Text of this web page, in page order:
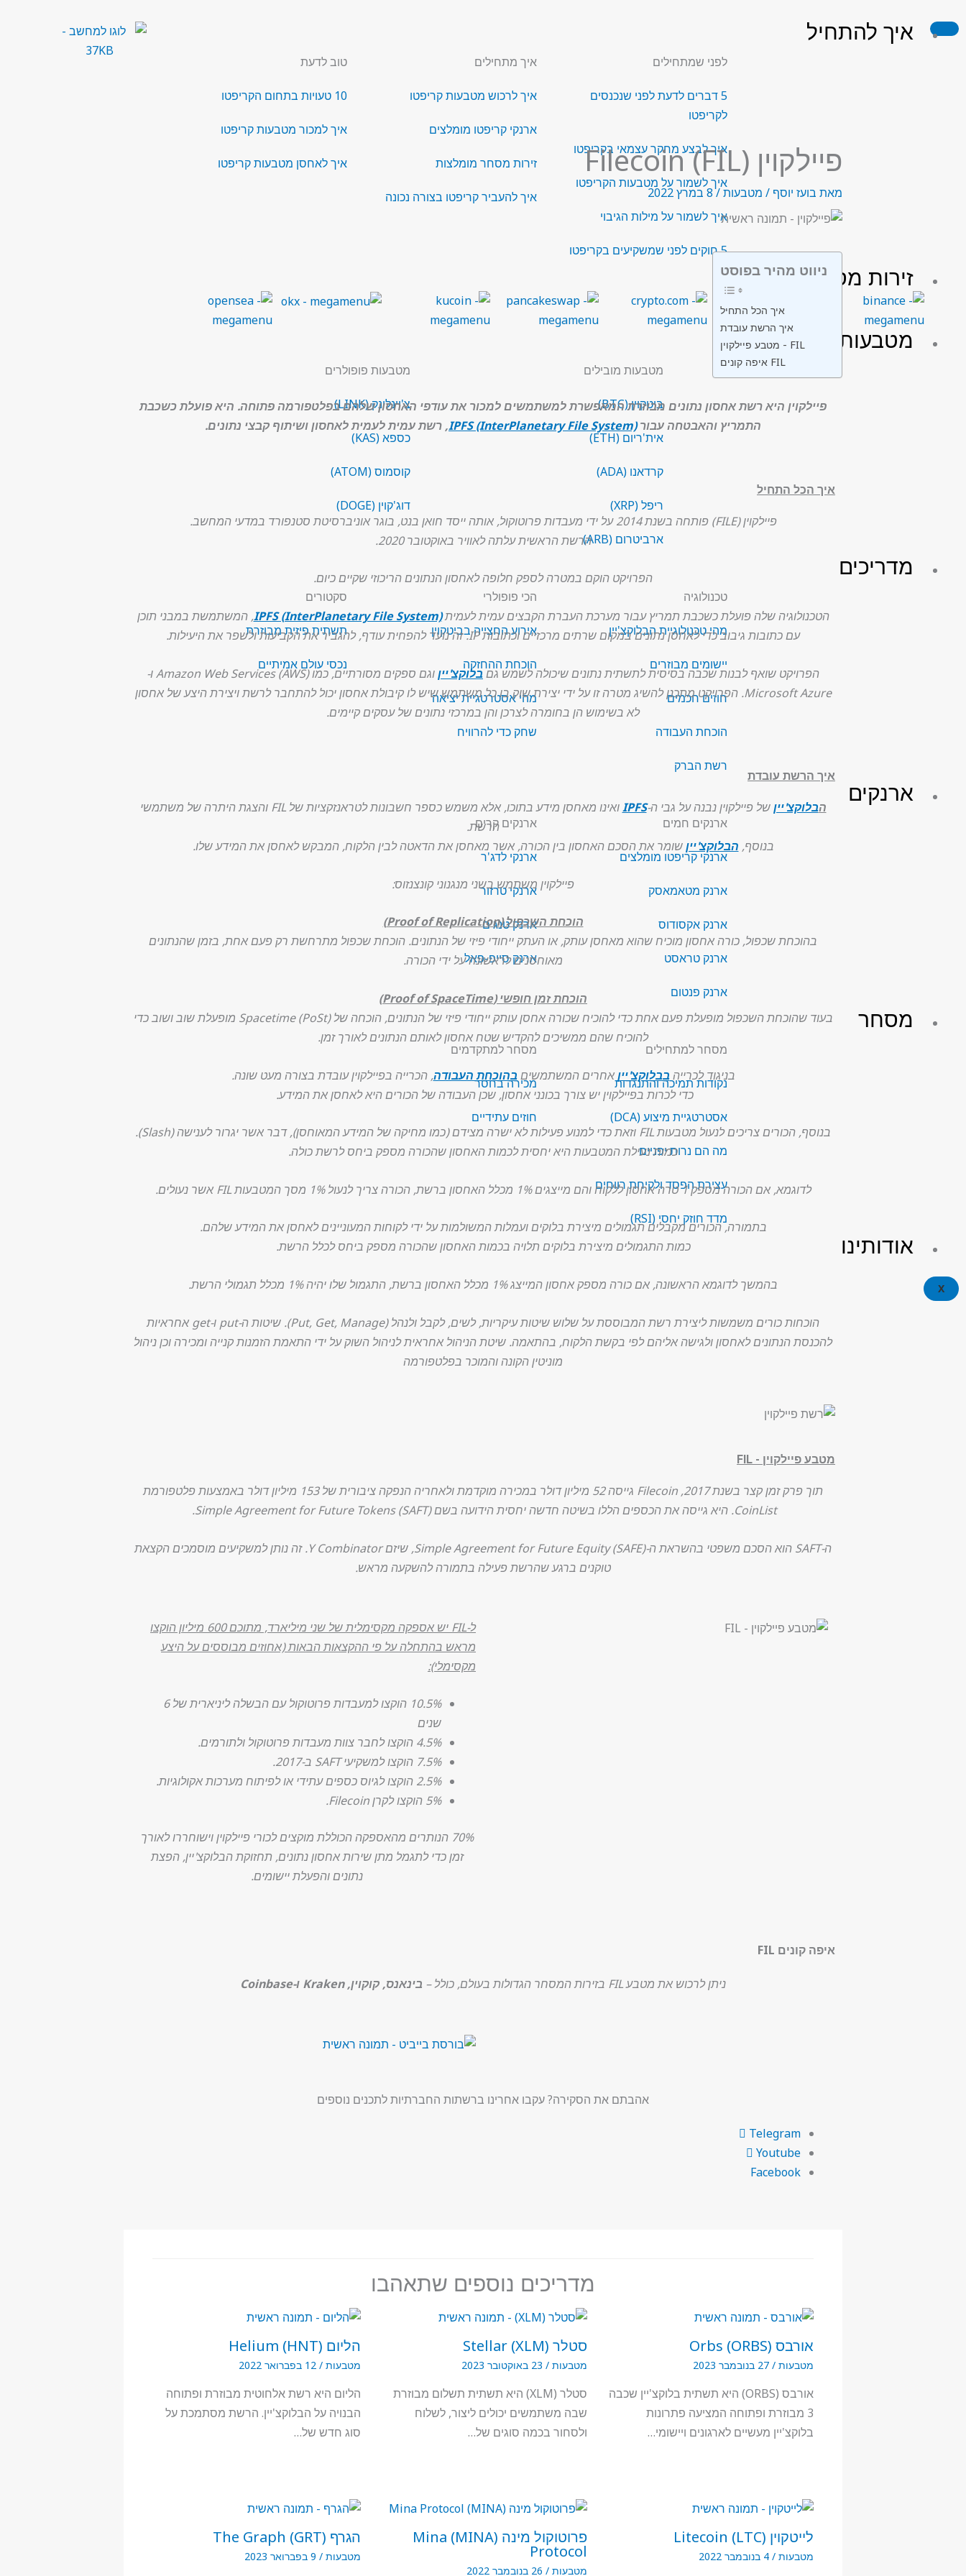
לתוכן
איך להתחיל
לפני שמתחילים
5 דברים לדעת לפני שנכנסים
לקריפטו
איך לבצע מחקר עצמאי בקריפטו
איך לשמור על מטבעות הקריפטו
איך לשמור על מילות הגיבוי
5 חוקים לפני שמשקיעים בקריפטו
איך מתחילים
איך לרכוש מטבעות קריפטו
ארנקי קריפטו מומלצים
זירות מסחר מומלצות
איך להעביר קריפטו בצורה נכונה
טוב לדעת
10 טעויות בתחום הקריפטו
איך למכור מטבעות קריפטו
איך לאחסן מטבעות קריפטו
זירות מסחר
מטבעות
מטבעות מובילים
ביטקוין (BTC)
אית'ריום (ETH)
קרדאנו (ADA)
ריפל (XRP)
ארביטרום (ARB)
מטבעות פופולרים
צ'יינלינק (LINK)
כספא (KAS)
קוסמוס (ATOM)
דוג'קוין (DOGE)
מדריכים
טכנולוגיה
מהי טכנולוגיית הבלוקצ'יין
יישומים מבוזרים
חוזים חכמים
הוכחת העבודה
רשת הברק
הכי פופולרי
אירוע החצייה בביטקוין
הוכחת ההחזקה
מהי אסטרטגיית יציאה
שחק כדי להרוויח
סקטורים
תשתית פיזית מבוזרת
נכסי עולם אמיתיים
ארנקים
ארנקים חמים
ארנקי קריפטו מומלצים
ארנק מטאמאסק
ארנק אקסודוס
ארנק טראסט
ארנק פנטום
ארנקים קרים
ארנקי לדג'ר
ארנקי טרזור
ארנק טנג'ם
ארנק סייפ-פאל
מסחר
מסחר למתחילים
נקודות תמיכה והתנגדות
אסטרטגיית מיצוע (DCA)
מה הם נרות יפניים
עצירת הפסד ולקיחת רווחים
מדד חוזק יחסי (RSI)
מסחר למתקדמים
מכירה בחסר
חוזים עתידיים
אודותינו
X
פיילקוין (FIL) Filecoin
מאת בועז יוסף / מטבעות/8 במרץ 2022
ניווט מהיר בפוסט
איך הכל התחיל
איך הרשת עובדת
מטבע פיילקוין - FIL
איפה קונים FIL
פיילקוין היא רשת אחסון נתונים מבוזרת המאפשרת למשתמשים למכור את עודפי האחסון שלהם בפלטפורמה פתוחה. היא פועלת כשכבת
התמריץ והאבטחה עבורIPFS (InterPlanetary File System), רשת עמית לעמית לאחסון ושיתוף קבצי נתונים.
איך הכל התחיל
פיילקוין (FILE) פותחה בשנת 2014 על ידי מעבדות פרוטוקול, אותה ייסד חואן בנט, בוגר אוניברסיטת סטנפורד במדעי המחשב.
הרשת הראשית עלתה לאוויר באוקטובר 2020.
הפרויקט הוקם במטרה לספק חלופה לאחסון הנתונים הריכוזי שקיים כיום.
הטכנולוגיה שלה פועלת כשכבת תמריץ עבור מערכת העברת הקבצים עמית לעמיתIPFS (InterPlanetary File System), המשתמשת במבני תוכן
עם כתובות גיבוב כדי לאחסן נתונים במקום שרתים מרכזיים וכתובות IP. זה נועד להפחית עודף, להגביר את הקביעות ולשפר את היעילות.
הפרויקט שואף לבנות שכבה בסיסית לתשתית נתונים שיכולה לשמש גםבלוקצ'יין
וגם ספקים מסורתיים, כמו Amazon Web Services (AWS) ו-
Microsoft Azure. הפרויקט מתכנן להשיג מטרה זו על ידי יצירת שוק בו כל משתמש שיש לו קיבולת אחסון יכול להתחבר לרשת ויצירת היצע של אחסון
לא בשימוש הן בחומרה לצרכן והן במרכזי נתונים של עסקים קיימים.
איך הרשת עובדת
הבלוקצ'ייןשל פיילקוין נבנה על גבי ה-IPFS
ואינו מאחסן מידע בתוכו, אלא משמש כספר חשבונות לטראנזקציות של FIL והצגת היתרה של משתמשי
הרשת.
בנוסף, הבלוקצ'יין שומר את הסכם האחסון בין הכורה, אשר מאחסן את הדאטה לבין הלקוח, המבקש לאחסן את המידע שלו.
פיילקוין משתמש בשני מנגנוני קונצנזוס:
הוכחת השכפול (Proof of Replication)
בהוכחת שכפול, כורה אחסון מוכיח שהוא מאחסן עותק, או העתק ייחודי פיזי של הנתונים. הוכחת שכפול מתרחשת רק פעם אחת, בזמן שהנתונים
מאוחסנים לראשונה על ידי הכורה.
הוכחת זמן חופשי (Proof of SpaceTime)
בעוד שהוכחת השכפול מופעלת פעם אחת כדי להוכיח שכורה אחסן עותק ייחודי פיזי של הנתונים, הוכחה של Spacetime (PoSt) מופעלת שוב ושוב כדי
להוכיח שהם ממשיכים להקדיש שטח אחסון לאותם הנתונים לאורך זמן.
בניגוד לכרייהבבלוקצ'ייןאחרים המשתמשיםבהוכחת העבודה, הכרייה בפיילקוין עובדת בצורה מעט שונה.
כדי לכרות בפיילקוין יש צורך בכונני אחסון, שכן העבודה של הכורים היא לאחסן את המידע.
בנוסף, הכורים צריכים לנעול מטבעות FIL וזאת כדי למנוע פעילות לא ישרה מצידם (כמו מחיקה של המידע המאוחסן), דבר אשר יגרור לענישה (Slash).
כמות נעילת המטבעות היא יחסית לכמות האחסון שהכורה מספק ביחס לרשת כולה.
לדוגמא, אם הכורה מספק 1 טרה אחסון ללקוח והם מייצגים 1% מכלל האחסון ברשת, הכורה צריך לנעול 1% מסך המטבעות FIL אשר נעולים.
בתמורה, הכורים מקבלים תגמולים מיצירת בלוקים ועמלות המשולמות על ידי לקוחות המעוניינים לאחסן את המידע שלהם.
כמות התגמולים מיצירת בלוקים תלויה בכמות האחסון שהכורה מספק ביחס לכלל הרשת.
בהמשך לדוגמא הראשונה, אם כורה מספק אחסון המייצג 1% מכלל האחסון ברשת, התגמול שלו יהיה 1% מכלל תגמולי הרשת.
הוכחות כורים משמשות ליצירת רשת המבוססת על שלוש שיטות עיקריות, לשים, לקבל ולנהל (Put, Get, Manage). שיטות ה-put ו-get אחראיות
להכנסת הנתונים לאחסון ולגישה אליהם לפי בקשת הלקוח, בהתאמה. שיטת הניהול אחראית לניהול השוק על ידי התאמת הזמנות קנייה ומכירה וכן ניהול
מוניטין הקונה והמוכר בפלטפורמה
מטבע פיילקוין - FIL
תוך פרק זמן קצר בשנת 2017, Filecoin גייסה 52 מיליון דולר במכירה מוקדמת ולאחריה הנפקה ציבורית של 153 מיליון דולר באמצעות פלטפורמת
CoinList. היא גייסה את הכספים הללו בשיטה חדשה יחסית הידועה בשם Simple Agreement for Future Tokens (SAFT).
ה-SAFT הוא הסכם משפטי בהשראת ה-Simple Agreement for Future Equity (SAFE), שיזם Y Combinator. זה נותן למשקיעים מוסמכים הקצאת
טוקנים ברגע שהרשת פעילה בתמורה להשקעה מראש.
ל-FIL יש אספקה מקסימלית של שני מיליארד, מתוכם 600 מיליון הוקצו
מראש בהתחלה על פי ההקצאות הבאות (אחוזים מבוססים על היצע
מקסימלי):
10.5% הוקצו למעבדות פרוטוקול עם הבשלה ליניארית של 6
שנים
4.5% הוקצו לחבר צוות מעבדות פרוטוקול ולתורמים.
7.5% הוקצו למשקיעי SAFT ב-2017.
2.5% הוקצו לגיוס כספים עתידי או לפיתוח מערכות אקולוגיות.
5% הוקצו לקרן Filecoin.
70% הנותרים מהאספקה הכוללת מוקצים לכורי פיילקוין וישוחררו לאורך
זמן כדי לתגמל מתן שירות אחסון נתונים, תחזוקת הבלוקצ'יין, הפצת
נתונים והפעלת יישומים.
איפה קונים FIL
ניתן לרכוש את מטבע FIL בזירות המסחר הגדולות בעולם, כולל – בינאנס, קוקוין, Kraken ו-Coinbase
אהבתם את הסקירה? עקבו אחרינו ברשתות החברתיות לתכנים נוספים
Telegram
Youtube
Facebook
מדריכים נוספים שתאהבו
אורבס (ORBS) Orbs
מטבעות / 27 בנובמבר 2023
אורבס (ORBS) היא תשתית בלוקצ'יין שכבה
3 מבוזרת ופתוחה המציעה פתרונות
בלוקצ'יין מעשיים לארגונים ויישומי…
סטלר (XLM) Stellar
מטבעות / 23 באוקטובר 2023
סטלר (XLM) היא תשתית תשלום מבוזרת
שבה משתמשים יכולים ליצור, לשלוח
ולסחור בכמה סוגים של…
הליום (HNT) Helium
מטבעות / 12 בפברואר 2022
הליום היא רשת אלחוטית מבוזרת ופתוחה
הבנויה על הבלוקצ'יין. הרשת מסתמכת על
סוג חדש של…
לייטקוין (LTC) Litecoin
מטבעות / 4 בנובמבר 2022
פרוטוקול מינה (MINA) Mina
Protocol
מטבעות / 26 בנובמבר 2022
הגרף (GRT) The Graph
מטבעות / 9 בפברואר 2023